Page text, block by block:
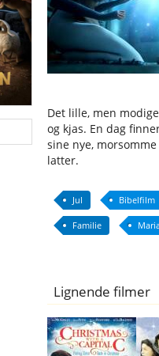
Det lille, men
og kjas. En dag
sine nye,
latter.
Jul Bibelfilm
Familie
Lignende filmer